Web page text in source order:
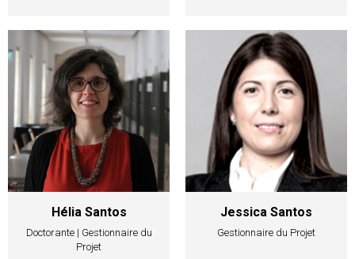
Hélia Santos
Doctorante | Gestionnaire du
Projet
Jessica Santos
Gestionnaire du Projet